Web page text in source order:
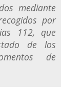
mediante
por
112, que
de los
de